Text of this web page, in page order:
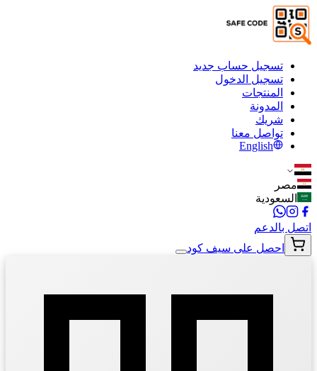
تسجيل حساب جديد
تسجيل الدخول
المنتجات
المدونة
شريك
تواصل معنا
English
مصر
السعودية
اتصل بالدعم
احصل على سيف كود